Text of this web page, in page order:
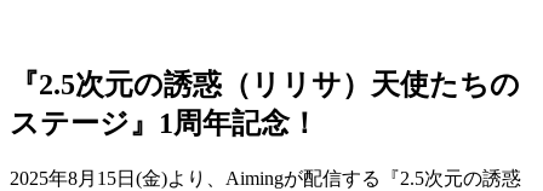
『2.5次元の誘惑（リリサ）天使たちの
ステージ』1周年記念！
2025年8月15日(金)より、Aimingが配信する『2.5次元の誘惑